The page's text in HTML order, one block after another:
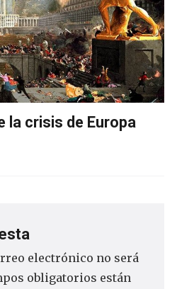
la crisis de Europa
electrónico no será
obligatorios están